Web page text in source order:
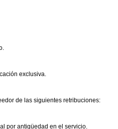
exclusiva.
de las siguientes retribuciones:
por antigüedad en el servicio.